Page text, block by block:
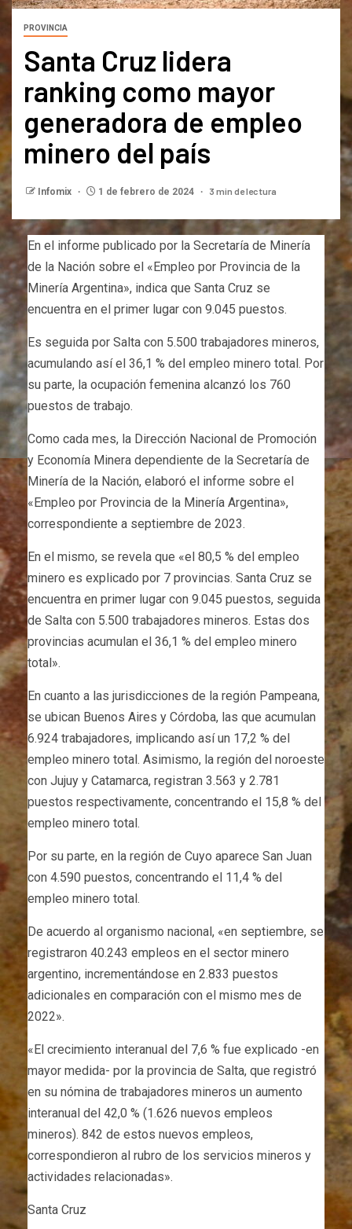
PROVINCIA
Santa Cruz lidera
ranking como mayor
generadora de empleo
minero del país
Infomix 1 de febrero de 2024 3 min de lectura
En el informe publicado por la Secretaría de Minería
de la Nación sobre el «Empleo por Provincia de la
Minería Argentina», indica que Santa Cruz se
encuentra en el primer lugar con 9.045 puestos.
Es seguida por Salta con 5.500 trabajadores mineros,
acumulando así el 36,1 % del empleo minero total. Por
su parte, la ocupación femenina alcanzó los 760
puestos de trabajo.
Como cada mes, la Dirección Nacional de Promoción
y Economía Minera dependiente de la Secretaría de
Minería de la Nación, elaboró el informe sobre el
«Empleo por Provincia de la Minería Argentina»,
correspondiente a septiembre de 2023.
En el mismo, se revela que «el 80,5 % del empleo
minero es explicado por 7 provincias. Santa Cruz se
encuentra en primer lugar con 9.045 puestos, seguida
de Salta con 5.500 trabajadores mineros. Estas dos
provincias acumulan el 36,1 % del empleo minero
total».
En cuanto a las jurisdicciones de la región Pampeana,
se ubican Buenos Aires y Córdoba, las que acumulan
6.924 trabajadores, implicando así un 17,2 % del
empleo minero total. Asimismo, la región del noroeste
con Jujuy y Catamarca, registran 3.563 y 2.781
puestos respectivamente, concentrando el 15,8 % del
empleo minero total.
Por su parte, en la región de Cuyo aparece San Juan
con 4.590 puestos, concentrando el 11,4 % del
empleo minero total.
De acuerdo al organismo nacional, «en septiembre, se
registraron 40.243 empleos en el sector minero
argentino, incrementándose en 2.833 puestos
adicionales en comparación con el mismo mes de
2022».
«El crecimiento interanual del 7,6 % fue explicado -en
mayor medida- por la provincia de Salta, que registró
en su nómina de trabajadores mineros un aumento
interanual del 42,0 % (1.626 nuevos empleos
mineros). 842 de estos nuevos empleos,
correspondieron al rubro de los servicios mineros y
actividades relacionadas».
Santa Cruz